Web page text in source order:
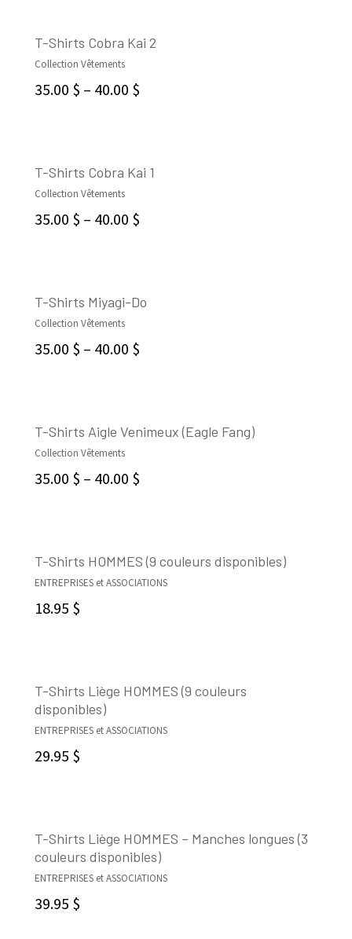
T-Shirts Cobra Kai 2
Collection Vêtements
35.00 $ – 40.00 $
T-Shirts Cobra Kai 1
Collection Vêtements
35.00 $ – 40.00 $
T-Shirts Miyagi-Do
Collection Vêtements
35.00 $ – 40.00 $
T-Shirts Aigle Venimeux (Eagle Fang)
Collection Vêtements
35.00 $ – 40.00 $
T-Shirts HOMMES (9 couleurs disponibles)
ENTREPRISES et ASSOCIATIONS
18.95 $
CHOIX DES OPTIONS
T-Shirts Liège HOMMES (9 couleurs
disponibles)
ENTREPRISES et ASSOCIATIONS
29.95 $
CHOIX DES OPTIONS
T-Shirts Liège HOMMES – Manches longues (3
couleurs disponibles)
ENTREPRISES et ASSOCIATIONS
39.95 $